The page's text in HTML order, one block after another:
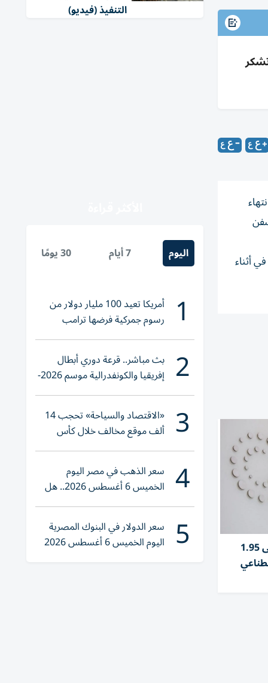
​أثناء
نمو إيرادات تومسون رويترز إلى 1.95
التنفيذ (فيديو)
اليوم 7 أيام 30 يومًا
1 أمريكا تعيد 100 مليار دولار من
رسوم جمركية فرضها ترامب
2 بث مباشر.. قرعة دوري أبطال
إفريقيا والكونفدرالية موسم 2026-
2027
3 «الاقتصاد والسياحة» تحجب 14
ألف موقع مخالف خلال كأس
العالم 2026
4 سعر الذهب في مصر اليوم
الخميس 6 أغسطس 2026.. هل
تنوي الشراء؟
5 سعر الدولار في البنوك المصرية
اليوم الخميس 6 أغسطس 2026